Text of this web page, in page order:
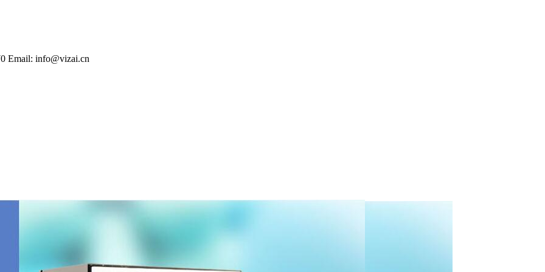
Email: info@vizai.cn